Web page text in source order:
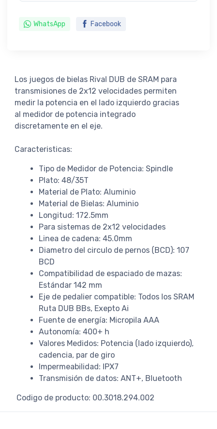
WhatsApp Facebook
Los juegos de bielas Rival DUB de SRAM para
transmisiones de 2x12 velocidades permiten
medir la potencia en el lado izquierdo gracias
al medidor de potencia integrado
discretamente en el eje.
Caracteristicas:
Tipo de Medidor de Potencia: Spindle
Plato: 48/35T
Material de Plato: Aluminio
Material de Bielas: Aluminio
Longitud: 172.5mm
Para sistemas de 2x12 velocidades
Linea de cadena: 45.0mm
Diametro del circulo de pernos (BCD): 107
BCD
Compatibilidad de espaciado de mazas:
Estándar 142 mm
Eje de pedalier compatible: Todos los SRAM
Ruta DUB BBs, Exepto Ai
Fuente de energía: Micropila AAA
Autonomía: 400+ h
Valores Medidos: Potencia (lado izquierdo),
cadencia, par de giro
Impermeabilidad: IPX7
Transmisión de datos: ANT+, Bluetooth
Codigo de producto: 00.3018.294.002